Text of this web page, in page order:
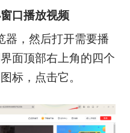
口播放视频
器，然后打开需要播
面顶部右上角的四个
标，点击它。